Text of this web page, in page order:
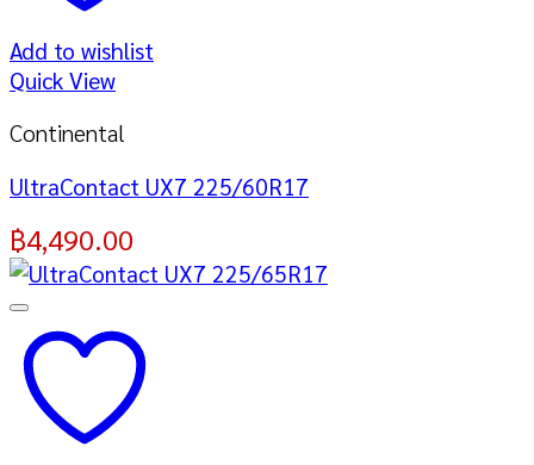
Add to wishlist
Quick View
Continental
UltraContact UX7 225/60R17
฿4,490.00